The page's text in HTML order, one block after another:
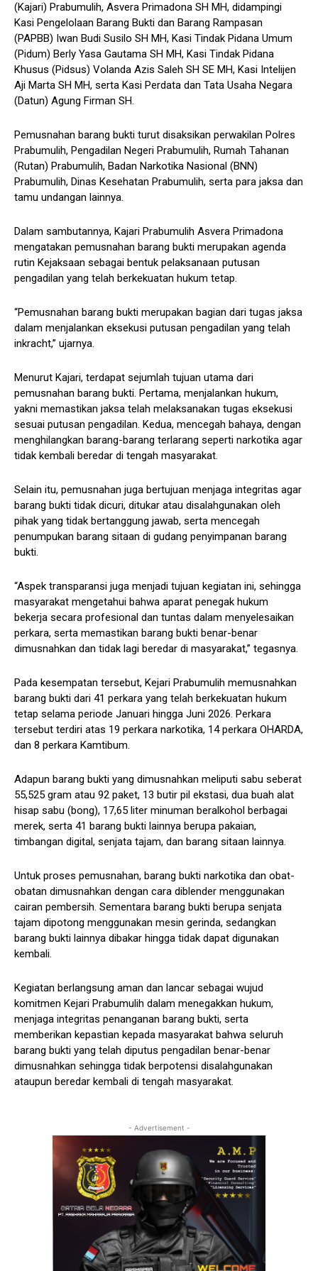
(Kajari) Prabumulih, Asvera Primadona SH MH, didampingi
Kasi Pengelolaan Barang Bukti dan Barang Rampasan
(PAPBB) Iwan Budi Susilo SH MH, Kasi Tindak Pidana Umum
(Pidum) Berly Yasa Gautama SH MH, Kasi Tindak Pidana
Khusus (Pidsus) Volanda Azis Saleh SH SE MH, Kasi Intelijen
Aji Marta SH MH, serta Kasi Perdata dan Tata Usaha Negara
(Datun) Agung Firman SH.
Pemusnahan barang bukti turut disaksikan perwakilan Polres
Prabumulih, Pengadilan Negeri Prabumulih, Rumah Tahanan
(Rutan) Prabumulih, Badan Narkotika Nasional (BNN)
Prabumulih, Dinas Kesehatan Prabumulih, serta para jaksa dan
tamu undangan lainnya.
Dalam sambutannya, Kajari Prabumulih Asvera Primadona
mengatakan pemusnahan barang bukti merupakan agenda
rutin Kejaksaan sebagai bentuk pelaksanaan putusan
pengadilan yang telah berkekuatan hukum tetap.
“Pemusnahan barang bukti merupakan bagian dari tugas jaksa
dalam menjalankan eksekusi putusan pengadilan yang telah
inkracht,” ujarnya.
Menurut Kajari, terdapat sejumlah tujuan utama dari
pemusnahan barang bukti. Pertama, menjalankan hukum,
yakni memastikan jaksa telah melaksanakan tugas eksekusi
sesuai putusan pengadilan. Kedua, mencegah bahaya, dengan
menghilangkan barang-barang terlarang seperti narkotika agar
tidak kembali beredar di tengah masyarakat.
Selain itu, pemusnahan juga bertujuan menjaga integritas agar
barang bukti tidak dicuri, ditukar atau disalahgunakan oleh
pihak yang tidak bertanggung jawab, serta mencegah
penumpukan barang sitaan di gudang penyimpanan barang
bukti.
“Aspek transparansi juga menjadi tujuan kegiatan ini, sehingga
masyarakat mengetahui bahwa aparat penegak hukum
bekerja secara profesional dan tuntas dalam menyelesaikan
perkara, serta memastikan barang bukti benar-benar
dimusnahkan dan tidak lagi beredar di masyarakat,” tegasnya.
Pada kesempatan tersebut, Kejari Prabumulih memusnahkan
barang bukti dari 41 perkara yang telah berkekuatan hukum
tetap selama periode Januari hingga Juni 2026. Perkara
tersebut terdiri atas 19 perkara narkotika, 14 perkara OHARDA,
dan 8 perkara Kamtibum.
Adapun barang bukti yang dimusnahkan meliputi sabu seberat
55,525 gram atau 92 paket, 13 butir pil ekstasi, dua buah alat
hisap sabu (bong), 17,65 liter minuman beralkohol berbagai
merek, serta 41 barang bukti lainnya berupa pakaian,
timbangan digital, senjata tajam, dan barang sitaan lainnya.
Untuk proses pemusnahan, barang bukti narkotika dan obat-
obatan dimusnahkan dengan cara diblender menggunakan
cairan pembersih. Sementara barang bukti berupa senjata
tajam dipotong menggunakan mesin gerinda, sedangkan
barang bukti lainnya dibakar hingga tidak dapat digunakan
kembali.
Kegiatan berlangsung aman dan lancar sebagai wujud
komitmen Kejari Prabumulih dalam menegakkan hukum,
menjaga integritas penanganan barang bukti, serta
memberikan kepastian kepada masyarakat bahwa seluruh
barang bukti yang telah diputus pengadilan benar-benar
dimusnahkan sehingga tidak berpotensi disalahgunakan
ataupun beredar kembali di tengah masyarakat.
- Advertisement -